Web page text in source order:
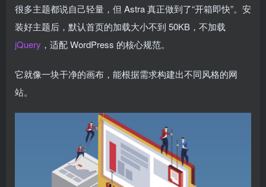
很多主题都说自己轻量，但 Astra 真正做到了“开箱即快”。安
装好主题后，默认首页的加载大小不到 50KB，不加载
jQuery ，适配 WordPress 的核心规范。
它就像一块干净的画布，能根据需求构建出不同风格的网
站。